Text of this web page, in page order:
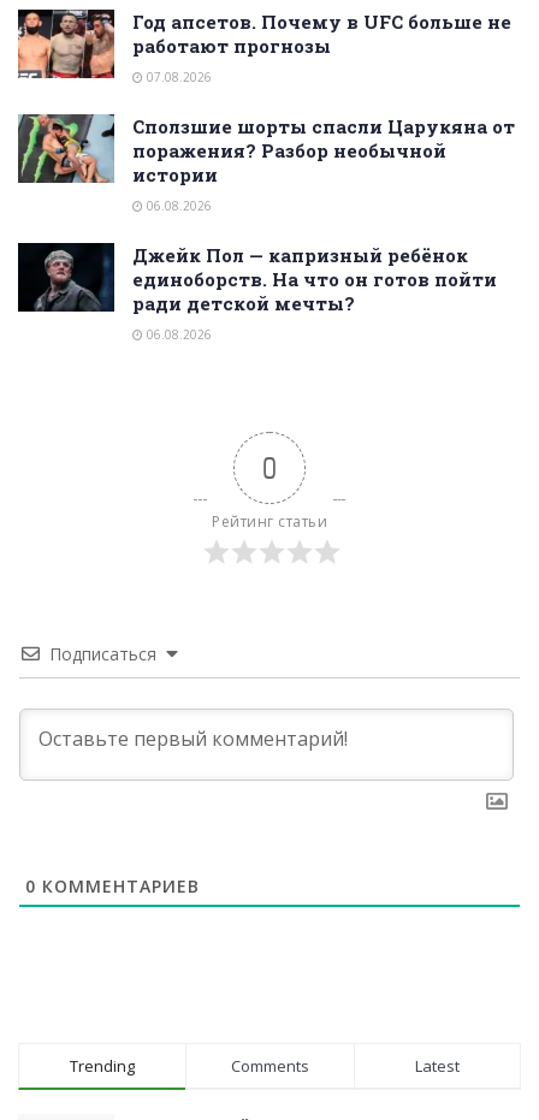
Год апсетов. Почему в UFC больше не
работают прогнозы
07.08.2026
Сползшие шорты спасли Царукяна от
поражения? Разбор необычной
истории
06.08.2026
Джейк Пол — капризный ребёнок
единоборств. На что он готов пойти
ради детской мечты?
06.08.2026
0
Рейтинг статьи
Подписаться
0 КОММЕНТАРИЕВ
Trending Comments Latest